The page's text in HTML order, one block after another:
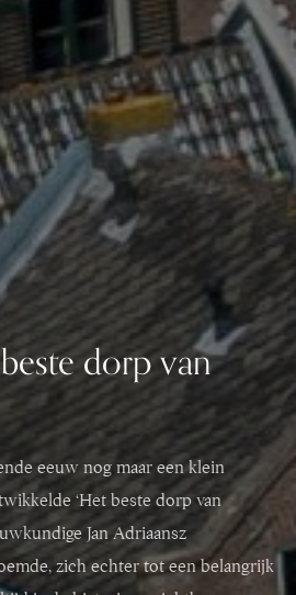
dorp van
eeuw nog maar een klein
‘Het beste dorp van
Jan Adriaansz
zich echter tot een belangrijk